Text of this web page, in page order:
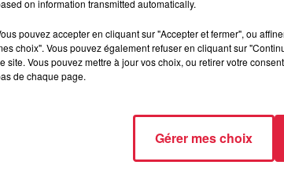
minute compte !
activité physique quotidienneetarrêtez
: 10 mai 2021 à 10h54 Estelle Burckel
on information transmitted automatically.
pouvez accepter en cliquant sur "Accepter et fermer", ou
choix". Vous pouvez également refuser en cliquant sur
site. Vous pouvez mettre à jour vos choix, ou retirer votre
de chaque page.
Gérer mes choix